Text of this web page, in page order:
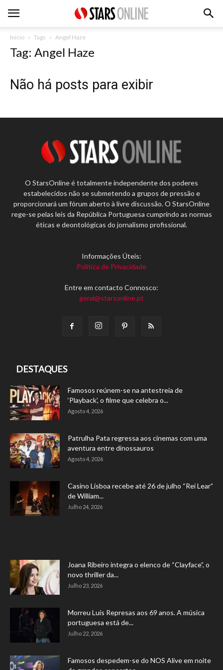
Inicio Tags Angel Haze
Tag: Angel Haze
Não há posts para exibir
O StarsOnline é totalmente independente dos poderes
estabelecidos não se submetendo a grupos de pressão e
proporcionará um fórum aberto à livre discussão. O StarsOnline
rege-se pelas leis da República Portuguesa cumprindo as normas
éticas e deontológicas do jornalismo profissional.
Informações Úteis:
Política de Privacidade
Entre em contacto Connosco:
geral@starsonline.pt
DESTAQUES
Famosos reúnem-se na antestreia de
‘Playback’, o filme que celebra o...
Agosto 4, 2026
Patrulha Pata regressa aos cinemas com uma
aventura entre dinossauros
Agosto 4, 2026
Casino Lisboa recebe até 26 de julho “Rei Lear”
de William...
Julho 24, 2026
Joana Ribeiro integra o elenco de “Clayface”, o
novo thriller da...
Julho 23, 2026
Morreu Luís Represas aos 69 anos. A música
portuguesa está de...
Julho 22, 2026
Famosos despedem-se do NOS Alive em noite